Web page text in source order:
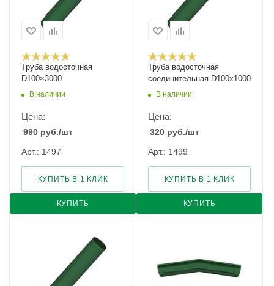
Труба водосточная
D100×3000
В наличии
Цена:
990 руб./шт
Арт.: 1497
КУПИТЬ
КУПИТЬ В 1 КЛИК
Труба водосточная
соединительная D100х1000
В наличии
Цена:
320 руб./шт
Арт.: 1499
КУПИТЬ
КУПИТЬ В 1 КЛИК